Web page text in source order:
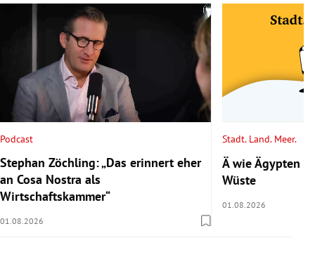
Podcast
Stephan Zöchling: „Das erinnert eher
an Cosa Nostra als
Wirtschaftskammer“
01.08.2026
Stadt. Land. Meer.
Ä wie Ägypten
Wüste
01.08.2026